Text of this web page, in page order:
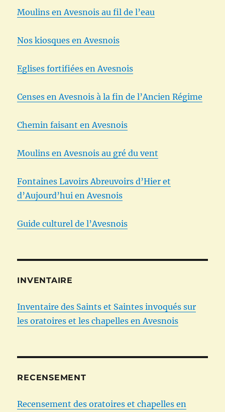
Moulins en Avesnois au fil de l’eau
Nos kiosques en Avesnois
Eglises fortifiées en Avesnois
Censes en Avesnois à la fin de l’Ancien Régime
Chemin faisant en Avesnois
Moulins en Avesnois au gré du vent
Fontaines Lavoirs Abreuvoirs d’Hier et
d’Aujourd’hui en Avesnois
Guide culturel de l’Avesnois
INVENTAIRE
Inventaire des Saints et Saintes invoqués sur
les oratoires et les chapelles en Avesnois
RECENSEMENT
Recensement des oratoires et chapelles en